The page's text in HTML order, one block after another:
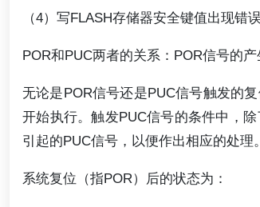
（4）写FLASH存储器安全键值出现错误
POR和PUC两者的关系：POR信号的
无论是POR信号还是PUC信号触发的
开始执行。触发PUC信号的条件中，
引起的PUC信号，以便作出相应的处理。
系统复位（指POR）后的状态为：